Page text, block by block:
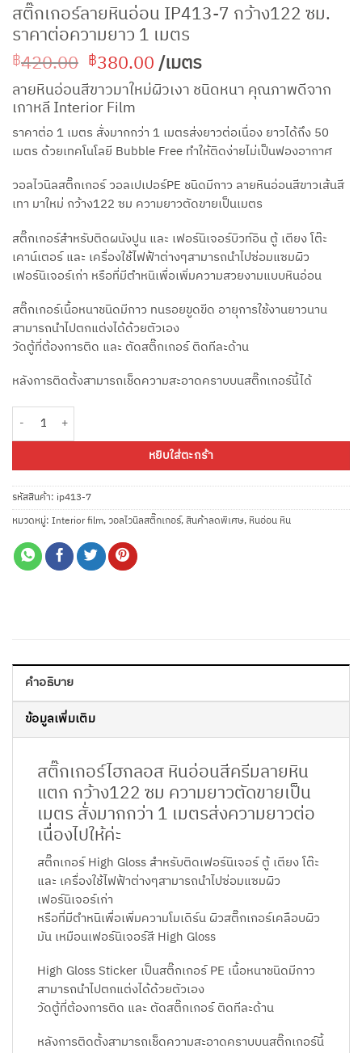
สติ๊กเกอร์ลายหินอ่อน IP413-7 กว้าง122 ซม.
ราคาต่อความยาว 1 เมตร
฿420.00 Original
price
was:
฿420.00.
฿380.00Current
price
is:
/เมตร
ลายหินอ่อนสีขาวมาใหม่ผิวเงา ชนิดหนา คุณภาพดีจาก
เกาหลี Interior Film
ราคาต่อ 1 เมตร สั่งมากกว่า 1 เมตรส่งยาวต่อเนื่อง ยาวได้ถึง 50
เมตร ด้วยเทคโนโลยี Bubble Free ทำให้ติดง่ายไม่เป็นฟองอากาศ
วอลไวนิลสติ๊กเกอร์ วอลเปเปอร์PE ชนิดมีกาว ลายหินอ่อนสีขาวเส้นสี
เทา มาใหม่ กว้าง122 ซม ความยาวตัดขายเป็นเมตร
สติ๊กเกอร์สำหรับติดผนังปูน และ เฟอร์นิเจอร์บิวท์อิน ตู้ เตียง โต๊ะ
เคาน์เตอร์ และ เครื่องใช้ไฟฟ้าต่างๆสามารถนำไปซ่อมแซมผิว
เฟอร์นิเจอร์เก่า หรือที่มีตำหนิเพื่อเพิ่มความสวยงามแบบหินอ่อน
สติ๊กเกอร์เนื้อหนาชนิดมีกาว ทนรอยขูดขีด อายุการใช้งานยาวนาน
สามารถนำไปตกแต่งได้ด้วยตัวเอง
วัดตู้ที่ต้องการติด และ ตัดสติ๊กเกอร์ ติดทีละด้าน
หลังการติดตั้งสามารถเช็ดความสะอาดคราบบนสติ๊กเกอร์นี้ได้
หยิบใส่ตะกร้า
รหัสสินค้า: ip413-7
หมวดหมู่: Interior film,วอลไวนิลสติ๊กเกอร์,สินค้าลดพิเศษ, หินอ่อน หิน
คำอธิบาย
ข้อมูลเพิ่มเติม
สติ๊กเกอร์ไฮกลอส หินอ่อนสีครีมลายหิน
แตก กว้าง122 ซม ความยาวตัดขายเป็น
เมตร สั่งมากกว่า 1 เมตรส่งความยาวต่อ
เนื่องไปให้ค่ะ
สติ๊กเกอร์ High Gloss สำหรับติดเฟอร์นิเจอร์ ตู้ เตียง โต๊ะ
และ เครื่องใช้ไฟฟ้าต่างๆสามารถนำไปซ่อมแซมผิว
เฟอร์นิเจอร์เก่า
หรือที่มีตำหนิเพื่อเพิ่มความโมเดิร์น ผิวสติ๊กเกอร์เคลือบผิว
มัน เหมือนเฟอร์นิเจอร์สี High Gloss
High Gloss Sticker เป็นสติ๊กเกอร์ PE เนื้อหนาชนิดมีกาว
สามารถนำไปตกแต่งได้ด้วยตัวเอง
วัดตู้ที่ต้องการติด และ ตัดสติ๊กเกอร์ ติดทีละด้าน
หลังการติดตั้งสามารถเช็ดความสะอาดคราบบนสติ๊กเกอร์นี้